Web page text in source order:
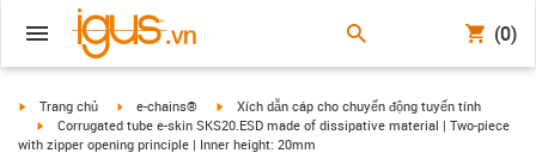
(0)
igus-icon-arrow-right
Trang chủ igus-icon-arrow-right
e-chains® igus-icon-arrow-right
Xích dẫn cáp cho chuyển động tuyến tính
igus-icon-arrow-right
Corrugated tube e-skin SKS20.ESD made of dissipative material | Two-piece
with zipper opening principle | Inner height: 20mm